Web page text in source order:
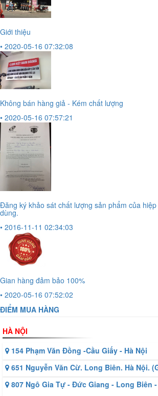
Giới thiệu
• 2020-05-16 07:32:08
Không bán hàng giả - Kém chất lượng
• 2020-05-16 07:57:21
Đăng ký khảo sát chất lượng sản phẩm của
dùng.
• 2016-11-11 02:34:03
Gian hàng đảm bảo 100%
• 2020-05-16 07:52:02
ĐIỂM MUA HÀNG
HÀ NỘI
154 Phạm Văn Đồng -Cầu Giấy - Hà Nội
651 Nguyễn Văn Cừ. Long Biên. Hà Nội.
807 Ngô Gia Tự - Đức Giang - Long Biên -